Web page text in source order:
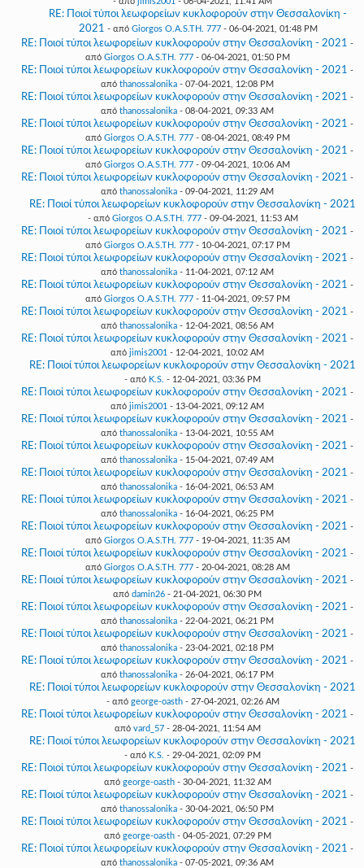
RE: Ποιοί τύποι λεωφορείων κυκλοφορούν στην Θεσσαλονίκη -
2021 - από Giorgos O.A.S.TH. 777- 06-04-2021, 01:48 PM
RE: Ποιοί τύποι λεωφορείων κυκλοφορούν στην Θεσσαλονίκη - 2021 -
από Giorgos O.A.S.TH. 777- 06-04-2021, 01:50 PM
RE: Ποιοί τύποι λεωφορείων κυκλοφορούν στην Θεσσαλονίκη - 2021 -
από thanossalonika - 07-04-2021, 12:08 PM
RE: Ποιοί τύποι λεωφορείων κυκλοφορούν στην Θεσσαλονίκη - 2021 -
από thanossalonika - 08-04-2021, 09:33 AM
RE: Ποιοί τύποι λεωφορείων κυκλοφορούν στην Θεσσαλονίκη - 2021 -
από Giorgos O.A.S.TH. 777- 08-04-2021, 08:49 PM
RE: Ποιοί τύποι λεωφορείων κυκλοφορούν στην Θεσσαλονίκη - 2021 -
από Giorgos O.A.S.TH. 777- 09-04-2021, 10:06 AM
RE: Ποιοί τύποι λεωφορείων κυκλοφορούν στην Θεσσαλονίκη - 2021 -
από thanossalonika - 09-04-2021, 11:29 AM
RE: Ποιοί τύποι λεωφορείων κυκλοφορούν στην Θεσσαλονίκη - 2021
- από Giorgos O.A.S.TH. 777- 09-04-2021, 11:53 AM
RE: Ποιοί τύποι λεωφορείων κυκλοφορούν στην Θεσσαλονίκη - 2021 -
από Giorgos O.A.S.TH. 777- 10-04-2021, 07:17 PM
RE: Ποιοί τύποι λεωφορείων κυκλοφορούν στην Θεσσαλονίκη - 2021 -
από thanossalonika - 11-04-2021, 07:12 AM
RE: Ποιοί τύποι λεωφορείων κυκλοφορούν στην Θεσσαλονίκη - 2021 -
από Giorgos O.A.S.TH. 777- 11-04-2021, 09:57 PM
RE: Ποιοί τύποι λεωφορείων κυκλοφορούν στην Θεσσαλονίκη - 2021 -
από thanossalonika - 12-04-2021, 08:56 AM
RE: Ποιοί τύποι λεωφορείων κυκλοφορούν στην Θεσσαλονίκη - 2021 -
από jimis2001 - 12-04-2021, 10:02 AM
RE: Ποιοί τύποι λεωφορείων κυκλοφορούν στην Θεσσαλονίκη - 2021
- από K.S. - 12-04-2021, 03:36 PM
RE: Ποιοί τύποι λεωφορείων κυκλοφορούν στην Θεσσαλονίκη - 2021 -
από jimis2001 - 13-04-2021, 09:12 AM
RE: Ποιοί τύποι λεωφορείων κυκλοφορούν στην Θεσσαλονίκη - 2021 -
από thanossalonika - 13-04-2021, 10:55 AM
RE: Ποιοί τύποι λεωφορείων κυκλοφορούν στην Θεσσαλονίκη - 2021 -
από thanossalonika - 15-04-2021, 07:49 AM
RE: Ποιοί τύποι λεωφορείων κυκλοφορούν στην Θεσσαλονίκη - 2021 -
από thanossalonika - 16-04-2021, 06:53 AM
RE: Ποιοί τύποι λεωφορείων κυκλοφορούν στην Θεσσαλονίκη - 2021 -
από thanossalonika - 16-04-2021, 06:25 PM
RE: Ποιοί τύποι λεωφορείων κυκλοφορούν στην Θεσσαλονίκη - 2021 -
από Giorgos O.A.S.TH. 777- 19-04-2021, 11:35 AM
RE: Ποιοί τύποι λεωφορείων κυκλοφορούν στην Θεσσαλονίκη - 2021 -
από Giorgos O.A.S.TH. 777- 20-04-2021, 08:28 AM
RE: Ποιοί τύποι λεωφορείων κυκλοφορούν στην Θεσσαλονίκη - 2021 -
από damin26 - 21-04-2021, 06:30 PM
RE: Ποιοί τύποι λεωφορείων κυκλοφορούν στην Θεσσαλονίκη - 2021 -
από thanossalonika - 22-04-2021, 06:21 PM
RE: Ποιοί τύποι λεωφορείων κυκλοφορούν στην Θεσσαλονίκη - 2021 -
από thanossalonika - 23-04-2021, 02:18 PM
RE: Ποιοί τύποι λεωφορείων κυκλοφορούν στην Θεσσαλονίκη - 2021 -
από thanossalonika - 26-04-2021, 06:17 PM
RE: Ποιοί τύποι λεωφορείων κυκλοφορούν στην Θεσσαλονίκη - 2021
- από george-oasth- 27-04-2021, 02:26 AM
RE: Ποιοί τύποι λεωφορείων κυκλοφορούν στην Θεσσαλονίκη - 2021 -
από vard_57- 28-04-2021, 11:54 AM
RE: Ποιοί τύποι λεωφορείων κυκλοφορούν στην Θεσσαλονίκη - 2021
- από K.S. - 29-04-2021, 02:09 PM
RE: Ποιοί τύποι λεωφορείων κυκλοφορούν στην Θεσσαλονίκη - 2021 -
από george-oasth- 30-04-2021, 11:32 AM
RE: Ποιοί τύποι λεωφορείων κυκλοφορούν στην Θεσσαλονίκη - 2021 -
από thanossalonika - 30-04-2021, 06:50 PM
RE: Ποιοί τύποι λεωφορείων κυκλοφορούν στην Θεσσαλονίκη - 2021 -
από george-oasth- 04-05-2021, 07:29 PM
RE: Ποιοί τύποι λεωφορείων κυκλοφορούν στην Θεσσαλονίκη - 2021 -
από thanossalonika - 07-05-2021, 09:36 AM